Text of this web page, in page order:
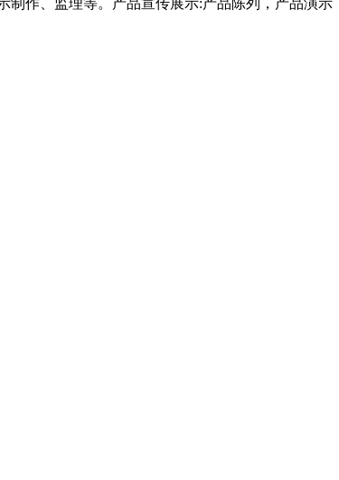
作、监理等。产品宣传展示:产品陈列，产品演